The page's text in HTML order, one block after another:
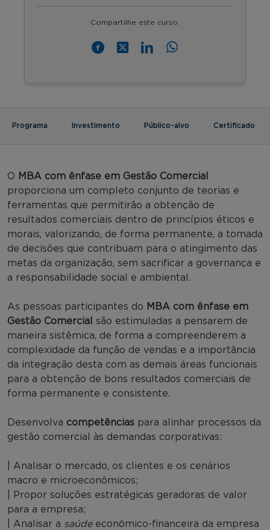
Compartilhe este curso:
Programa Investimento Público-alvo Certificado
O MBA com ênfase em Gestão Comercial
proporciona um completo conjunto de teorias e
ferramentas que permitirão a obtenção de
resultados comerciais dentro de princípios éticos e
morais, valorizando, de forma permanente, a tomada
de decisões que contribuam para o atingimento das
metas da organização, sem sacrificar a governança e
a responsabilidade social e ambiental.
As pessoas participantes do MBA com ênfase em
Gestão Comercial
são estimuladas a pensarem de
maneira sistêmica, de forma a compreenderem a
complexidade da função de vendas e a importância
da integração desta com as demais áreas funcionais
para a obtenção de bons resultados comerciais de
forma permanente e consistente.
Desenvolva competências para alinhar processos da
gestão comercial às demandas corporativas:
| Analisar o mercado, os clientes e os cenários
macro e microeconômicos;
| Propor soluções estratégicas geradoras de valor
para a empresa;
| Analisar a saúdeeconômico-financeira da empresa